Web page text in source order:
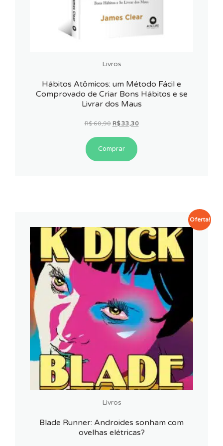
Livros
Hábitos Atômicos: um Método Fácil e
Comprovado de Criar Bons Hábitos e se
Livrar dos Maus
R$60,90 O
original
era:
R$ 60,90.
R$33,30O
Comprar
Oferta!
Livros
Blade Runner: Androides sonham com
ovelhas elétricas?